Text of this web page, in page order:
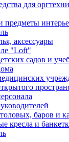
для
предметы
аксессуары
"Loft"
садов и
баров и
кресла и